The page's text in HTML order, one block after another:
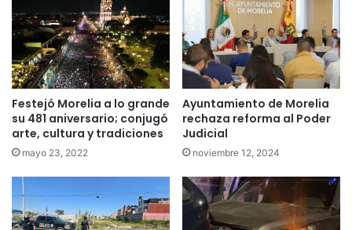
Festejó Morelia a lo grande
su 481 aniversario; conjugó
arte, cultura y tradiciones
mayo 23, 2022
Ayuntamiento de Morelia
rechaza reforma al Poder
Judicial
noviembre 12, 2024